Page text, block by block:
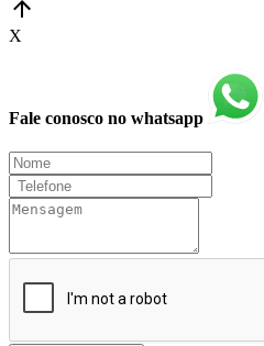
X
Fale conosco no whatsapp